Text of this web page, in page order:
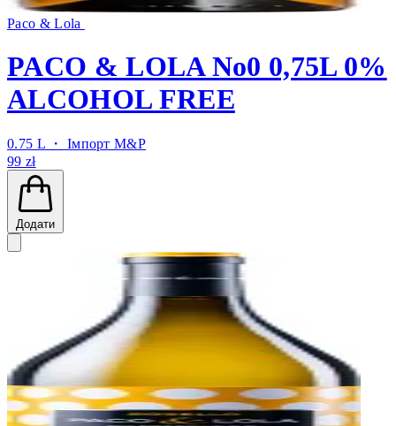
Paco & Lola
PACO & LOLA No0 0,75L 0%
ALCOHOL FREE
0.75 L ・ Імпорт M&P
99 zł
Додати